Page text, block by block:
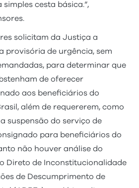
cesta básica.”,
solicitam da Justiça a
provisória de urgência, sem
para determinar que
de oferecer
aos beneficiários do
além de requererem, como
suspensão do serviço de
para beneficiários do
não houver análise do
Direto de Inconstitucionalidade
de Descumprimento de